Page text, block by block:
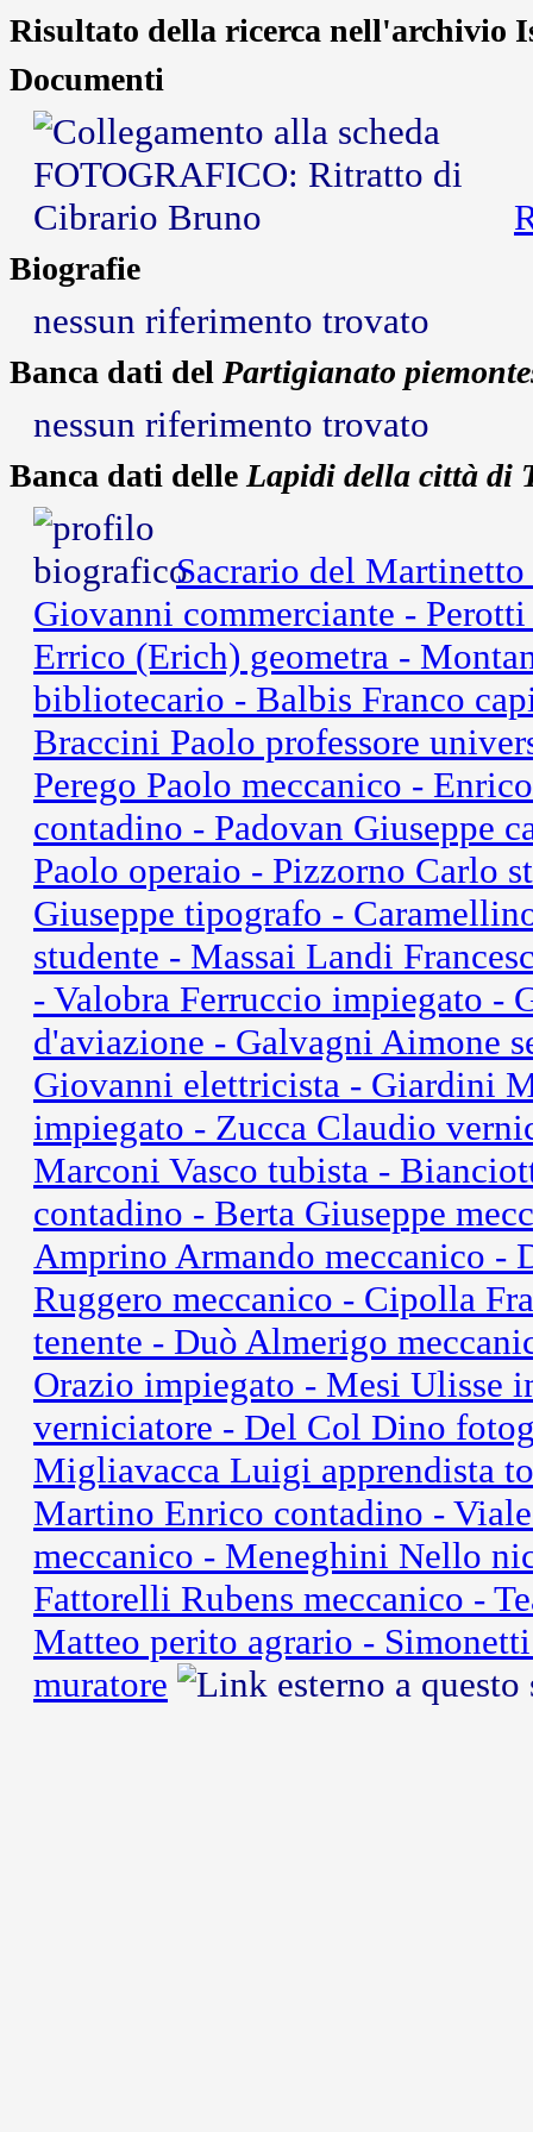
Risultato della ricerca nell'archivio
Documenti
Biografie
nessun riferimento trovato
Banca dati del Partigianato
nessun riferimento trovato
Banca dati delleLapidi della città di
Sacrario del
Giovanni commerciante -
Errico (Erich) geometra -
bibliotecario - Balbis Franco
Braccini Paolo professore
Perego Paolo meccanico -
contadino - Padovan Giuseppe
Paolo operaio - Pizzorno Carlo
Giuseppe tipografo -
studente - Massai Landi
- Valobra Ferruccio impiegato -
d'aviazione - Galvagni Aimone
Giovanni elettricista - Giardini
impiegato - Zucca Claudio
Marconi Vasco tubista -
contadino - Berta Giuseppe
Amprino Armando meccanico -
Ruggero meccanico - Cipolla
tenente - Duò Almerigo
Orazio impiegato - Mesi Ulisse
verniciatore - Del Col Dino
Migliavacca Luigi apprendista
Martino Enrico contadino -
meccanico - Meneghini Nello
Fattorelli Rubens meccanico -
Matteo perito agrario -
muratore